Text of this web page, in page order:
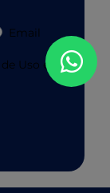
Email
Uso e